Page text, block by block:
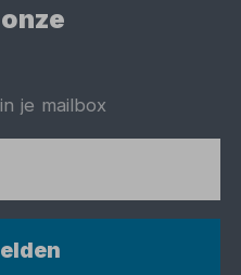
je mailbox